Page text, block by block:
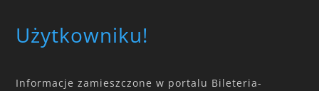
Użytkowniku!
Informacje zamieszczone w portalu Bileteria-